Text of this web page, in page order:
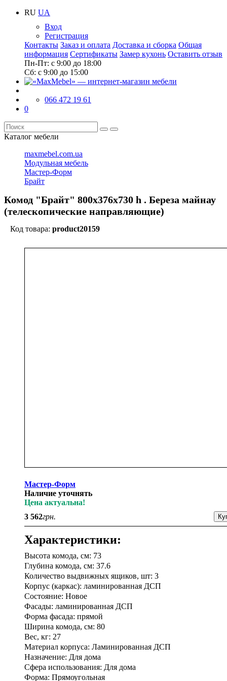
RU UA
Вход
Регистрация
Контакты Заказ и оплата Доставка и сборка Общая
информация Сертификаты Замер кухонь Оставить отзыв
Пн-Пт: с 9:00 до 18:00
Cб: с 9:00 до 15:00
066 472 19 61
0
Каталог мебели
maxmebel.com.ua
Модульная мебель
Мастер-Форм
Брайт
Комод "Брайт" 800х376х730 h . Береза майнау
(телескопические направляющие)
product20159
Мастер-Форм
Наличие уточнять
Цена актуальна!
3 562грн.
Характеристики:
Высота комода, см: 73
Глубина комода, см: 37.6
Количество выдвижных ящиков, шт: 3
Корпус (каркас): ламинированная ДСП
Состояние: Новое
Фасады: ламинированная ДСП
Форма фасада: прямой
Ширина комода, см: 80
Вес, кг: 27
Материал корпуса: Ламинированная ДСП
Назначение: Для дома
Сфера использования: Для дома
Форма: Прямоугольная